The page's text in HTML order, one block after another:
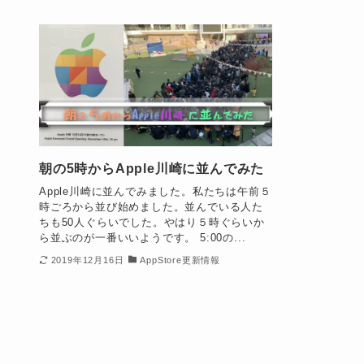
朝の5時からApple川崎に並んでみた
Apple川崎に並んでみました。私たちは午前５
時ごろから並び始めました。並んでいる人た
ちも50人ぐらいでした。やはり５時ぐらいか
ら並ぶのが一番いいようです。 5:00の...
2019年12月16日 AppStore更新情報